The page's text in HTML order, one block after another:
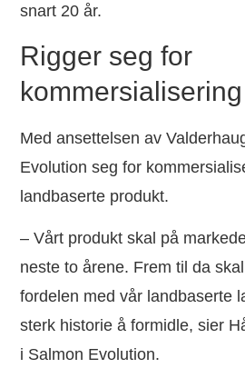
snart 20 år.
Rigger seg for
kommersialisering
Med ansettelsen av
Evolution seg for
landbaserte produkt.
– Vårt produkt skal på
neste to årene. Frem til da
fordelen med vår landbaserte
sterk historie å formidle, sier
i Salmon Evolution.